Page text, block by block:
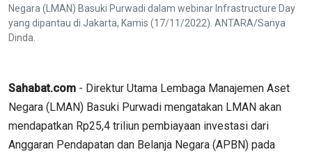
Negara (LMAN) Basuki Purwadi dalam webinar Infrastructure Day
yang dipantau di Jakarta, Kamis (17/11/2022). ANTARA/Sanya
Dinda.
Sahabat.com - Direktur Utama Lembaga Manajemen Aset
Negara (LMAN) Basuki Purwadi mengatakan LMAN akan
mendapatkan Rp25,4 triliun pembiayaan investasi dari
Anggaran Pendapatan dan Belanja Negara (APBN) pada